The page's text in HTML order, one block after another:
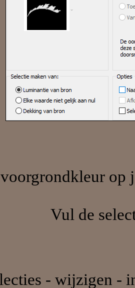
op
Vul de
- wijzigen -